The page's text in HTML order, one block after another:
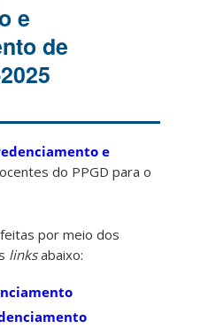
e
de
e
do PPGD para o
por meio dos
linksabaixo: